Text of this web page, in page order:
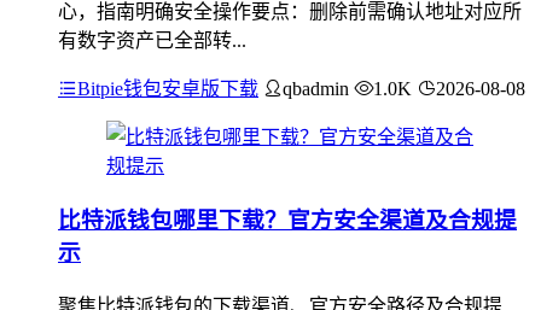
心，指南明确安全操作要点：删除前需确认地址对应所
有数字资产已全部转...
Bitpie钱包安卓版下载 qbadmin 1.0K 2026-08-08
比特派钱包哪里下载？官方安全渠道及合规提
示
聚焦比特派钱包的下载渠道、官方安全路径及合规提